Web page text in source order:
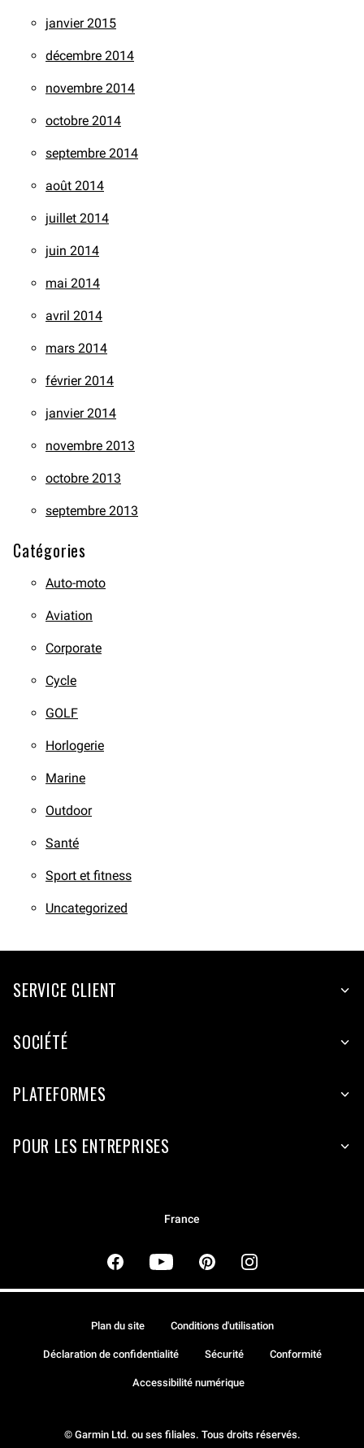
janvier 2015
décembre 2014
novembre 2014
octobre 2014
septembre 2014
août 2014
juillet 2014
juin 2014
mai 2014
avril 2014
mars 2014
février 2014
janvier 2014
novembre 2013
octobre 2013
septembre 2013
Catégories
Auto-moto
Aviation
Corporate
Cycle
GOLF
Horlogerie
Marine
Outdoor
Santé
Sport et fitness
Uncategorized
SERVICE CLIENT
SOCIÉTÉ
PLATEFORMES
POUR LES ENTREPRISES
France
© Garmin Ltd. ou ses filiales. Tous droits réservés.
Plan du site Conditions d'utilisation
Déclaration de confidentialité Sécurité Conformité
Accessibilité numérique